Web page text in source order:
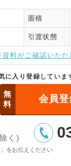
はこちら
面積
引渡状態
資料がご確認いただ
に入り登録していま
無
料
会員
く)
をお伝えください